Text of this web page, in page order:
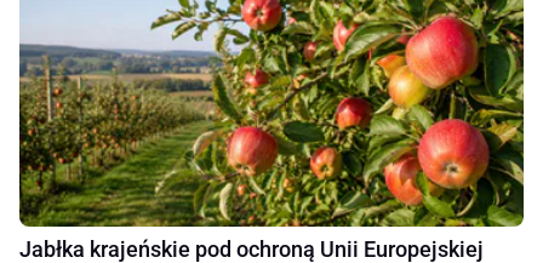
Jabłka krajeńskie pod ochroną Unii Europejskiej